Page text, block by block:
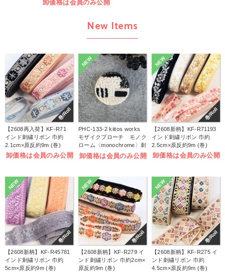
卸価格は会員のみ公開
New Items
巻/Roll
【2608再入荷】KF-R71
インド刺繍リボン 巾約
2.1cm×原反約9m (巻)
卸価格は会員のみ公開
NEW
PHC-133-2 kiitos works
モザイクブローチ モノク
ローム〈monochrome〉刺
しゅうキット (袋)
卸価格は会員のみ公開
巻/Roll
NEW
【2608新柄】KF-R71193
インド刺繍リボン 巾約
2.5cm×原反約9m (巻)
卸価格は会員のみ公開
NEW
巻/Roll
【2608新柄】KF-R45781
インド刺繍リボン 巾約
5cm×原反約9m (巻)
巻/Roll
NEW
【2608新柄】KF-R279 イ
ンド刺繍リボン 巾約2cm×
原反約9m (巻)
巻/Roll
NEW
【2608新柄】KF-R275 イ
ンド刺繍リボン 巾約
4.5cm×原反約9m (巻)